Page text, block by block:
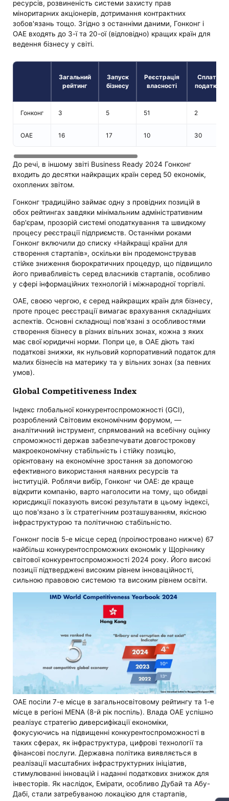
ресурсів, розвиненість системи захисту прав
міноритарних акціонерів, дотримання контрактних
зобов'язань тощо. Згідно з останніми даними, Гонконг і
ОАЕ входять до 3-ї та 20-ої (відповідно) кращих країн для
ведення бізнесу у світі.
Загальний
рейтинг
Запуск
бізнесу
Реєстрація
власності
Сплата
податків
Гонконг 3 5 51 2
ОАЕ 16 17 10 30
До речі, в іншому звіті Business Ready 2024 Гонконг
входить до десятки найкращих країн серед 50 економік,
охоплених звітом.
Гонконг традиційно займає одну з провідних позицій в
обох рейтингах завдяки мінімальним адміністративним
бар'єрам, прозорій системі оподаткування та швидкому
процесу реєстрації підприємств. Останніми роками
Гонконг включили до списку «Найкращі країни для
створення стартапів», оскільки він продемонстрував
стійке зниження бюрократичних процедур, що підвищило
його привабливість серед власників стартапів, особливо
у сфері інформаційних технологій і міжнародної торгівлі.
ОАЕ, своєю чергою, є серед найкращих країн для бізнесу,
проте процес реєстрації вимагає врахування складніших
аспектів. Основні складнощі пов'язані з особливостями
створення бізнесу в різних вільних зонах, кожна з яких
має свої юридичні норми. Попри це, в ОАЕ діють такі
податкові знижки, як нульовий корпоративний податок для
малих бізнесів на материку та у вільних зонах (за певних
умов).
Global Competitiveness Index
Індекс глобальної конкурентоспроможності (GCI),
розроблений Світовим економічним форумом, —
аналітичний інструмент, спрямований на всебічну оцінку
спроможності держав забезпечувати довгострокову
макроекономічну стабільність і стійку позицію,
орієнтовану на економічне зростання за допомогою
ефективного використання наявних ресурсів та
інституцій. Роблячи вибір, Гонконг чи ОАЕ: де краще
відкрити компанію, варто наголосити на тому, що обидві
юрисдикції показують високі результати в цьому індексі,
що пов'язано з їх стратегічним розташуванням, якісною
інфраструктурою та політичною стабільністю.
Гонконг посів 5-е місце серед (проілюстровано нижче) 67
найбільш конкурентоспроможних економік у Щорічнику
світової конкурентоспроможності 2024 року. Його високі
позиції підтверджені високим рівнем інноваційності,
сильною правовою системою та високим рівнем освіти.
ОАЕ посіли 7-е місце в загальносвітовому рейтингу та 1-е
місце в регіоні MENA (8-й рік поспіль). Влада ОАЕ успішно
реалізує стратегію диверсифікації економіки,
фокусуючись на підвищенні конкурентоспроможності в
таких сферах, як інфраструктура, цифрові технології та
фінансові послуги. Державна політика виявляється в
реалізації масштабних інфраструктурних ініціатив,
стимулюванні інновацій і наданні податкових знижок для
інвесторів. Як наслідок, Емірати, особливо Дубай та Абу-
Дабі, стали затребуваною локацією для стартапів,